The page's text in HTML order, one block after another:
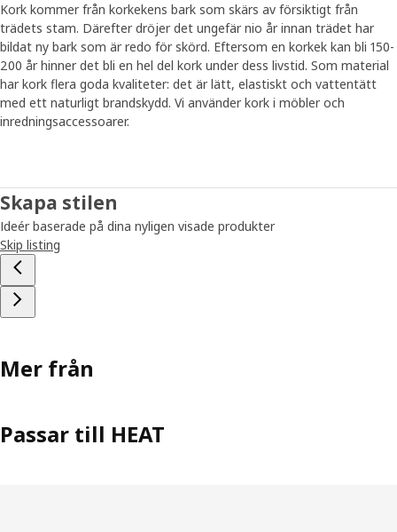
Kork kommer från korkekens bark som skärs av försiktigt från
trädets stam. Därefter dröjer det ungefär nio år innan trädet har
bildat ny bark som är redo för skörd. Eftersom en korkek kan bli 150-
200 år hinner det bli en hel del kork under dess livstid. Som material
har kork flera goda kvaliteter: det är lätt, elastiskt och vattentätt
med ett naturligt brandskydd. Vi använder kork i möbler och
inredningsaccessoarer.
Skapa stilen
Ideér baserade på dina nyligen visade produkter
Skip listing
Mer från
Passar till HEAT